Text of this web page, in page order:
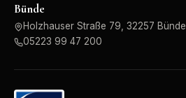
Bünde
Holzhauser Straße 79, 32257 Bünde
05223 99 47 200